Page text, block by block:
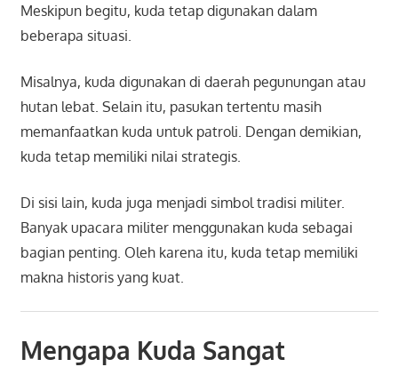
Meskipun begitu, kuda tetap digunakan dalam
beberapa situasi.
Misalnya, kuda digunakan di daerah pegunungan atau
hutan lebat. Selain itu, pasukan tertentu masih
memanfaatkan kuda untuk patroli. Dengan demikian,
kuda tetap memiliki nilai strategis.
Di sisi lain, kuda juga menjadi simbol tradisi militer.
Banyak upacara militer menggunakan kuda sebagai
bagian penting. Oleh karena itu, kuda tetap memiliki
makna historis yang kuat.
Mengapa Kuda Sangat